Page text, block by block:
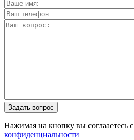
Задать вопрос
Нажимая на кнопку вы соглааетесь с
конфиденциальности